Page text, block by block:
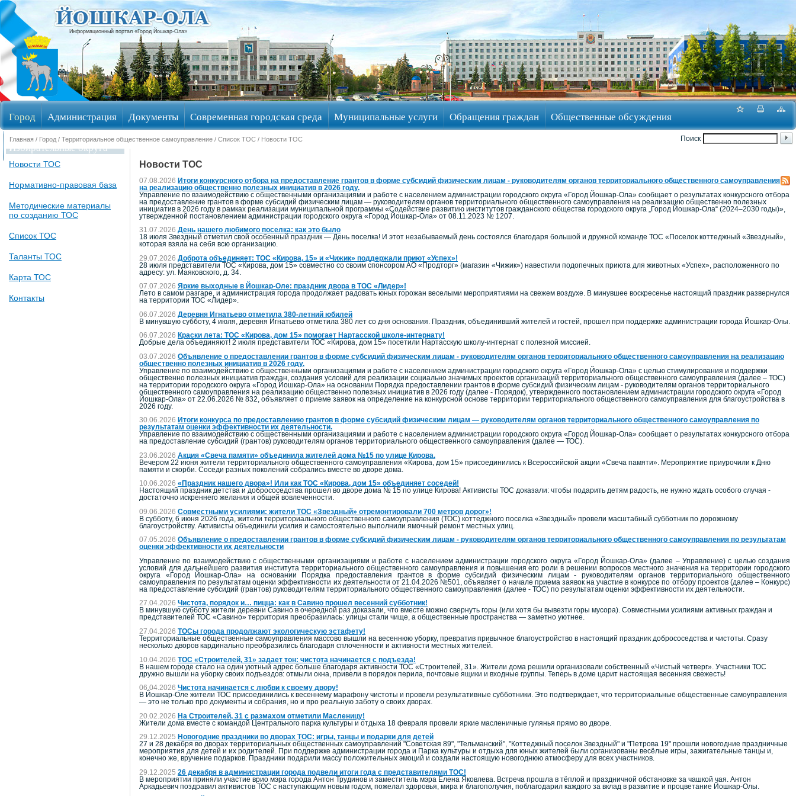
Информационный портал «Город Йошкар-Ола»
Город Администрация Документы Современная городская среда Муниципальные услуги Обращения граждан Общественные обсуждения
Избирательные округа
Поиск
Главная / Город / Территориальное общественное самоуправление / Список ТОС / Новости ТОС
Новости ТОС
Нормативно-правовая база
Методические материалы
по созданию ТОС
Список ТОС
Таланты ТОС
Карта ТОС
Контакты
Новости ТОС
07.08.2026 Итоги конкурсного отбора на предоставление грантов в форме субсидий физическим лицам - руководителям органов территориального общественного самоуправления
на реализацию общественно полезных инициатив в 2026 году.
Управление по взаимодействию с общественными организациями и работе с населением администрации городского округа «Город Йошкар-Ола» сообщает о результатах конкурсного отбора
на предоставление грантов в форме субсидий физическим лицам — руководителям органов территориального общественного самоуправления на реализацию общественно полезных
инициатив в 2026 году в рамках реализации муниципальной программы «Содействие развитию институтов гражданского общества городского округа „Город Йошкар-Ола“ (2024–2030 годы)»,
утвержденной постановлением администрации городского округа «Город Йошкар-Ола» от 08.11.2023 № 1207.
31.07.2026 День нашего любимого поселка: как это было
18 июля Звездный отметил свой особенный праздник — День поселка! И этот незабываемый день состоялся благодаря большой и дружной команде ТОС «Поселок коттеджный «Звездный»,
которая взяла на себя всю организацию.
29.07.2026 Доброта объединяет: ТОС «Кирова, 15» и «Чижик» поддержали приют «Успех»!
28 июля представители ТОС «Кирова, дом 15» совместно со своим спонсором АО «Продторг» (магазин «Чижик») навестили подопечных приюта для животных «Успех», расположенного по
адресу: ул. Маяковского, д. 34.
07.07.2026 Яркие выходные в Йошкар-Оле: праздник двора в ТОС «Лидер»!
Лето в самом разгаре, и администрация города продолжает радовать юных горожан веселыми мероприятиями на свежем воздухе. В минувшее воскресенье настоящий праздник развернулся
на территории ТОС «Лидер».
06.07.2026 Деревня Игнатьево отметила 380-летний юбилей
В минувшую субботу, 4 июля, деревня Игнатьево отметила 380 лет со дня основания. Праздник, объединивший жителей и гостей, прошел при поддержке администрации города Йошкар-Олы.
06.07.2026 Краски лета: ТОС «Кирова, дом 15» помогает Нартасской школе-интернату!
Добрые дела объединяют! 2 июля представители ТОС «Кирова, дом 15» посетили Нартасскую школу-интернат с полезной миссией.
03.07.2026 Объявление о предоставлении грантов в форме субсидий физическим лицам - руководителям органов территориального общественного самоуправления на реализацию
общественно полезных инициатив в 2026 году.
Управление по взаимодействию с общественными организациями и работе с населением администрации городского округа «Город Йошкар-Ола» с целью стимулирования и поддержки
общественно полезных инициатив граждан, создания условий для реализации социально значимых проектов организаций территориального общественного самоуправления (далее – ТОС)
на территории городского округа «Город Йошкар-Ола» на основании Порядка предоставлении грантов в форме субсидий физическим лицам - руководителям органов территориального
общественного самоуправления на реализацию общественно полезных инициатив в 2026 году (далее - Порядок), утвержденного постановлением администрации городского округа «Город
Йошкар-Ола» от 22.06.2026 № 832, объявляет о приеме заявок на определение на конкурсной основе территории территориального общественного самоуправления для благоустройства в
2026 году.
30.06.2026 Итоги конкурса по предоставлению грантов в форме субсидий физическим лицам — руководителям органов территориального общественного самоуправления по
результатам оценки эффективности их деятельности.
Управление по взаимодействию с общественными организациями и работе с населением администрации городского округа «Город Йошкар-Ола» сообщает о результатах конкурсного отбора
на предоставление субсидий (грантов) руководителям органов территориального общественного самоуправления (далее — ТОС).
23.06.2026 Акция «Свеча памяти» объединила жителей дома №15 по улице Кирова.
Вечером 22 июня жители территориального общественного самоуправления «Кирова, дом 15» присоединились к Всероссийской акции «Свеча памяти». Мероприятие приурочили к Дню
памяти и скорби. Соседи разных поколений собрались вместе во дворе дома.
10.06.2026 «Праздник нашего двора»! Или как ТОС «Кирова, дом 15» объединяет соседей!
Настоящий праздник детства и добрососедства прошел во дворе дома № 15 по улице Кирова! Активисты ТОС доказали: чтобы подарить детям радость, не нужно ждать особого случая -
достаточно искреннего желания и общей вовлеченности.
09.06.2026 Совместными усилиями: жители ТОС «Звездный» отремонтировали 700 метров дорог»!
В субботу, 6 июня 2026 года, жители территориального общественного самоуправления (ТОС) коттеджного поселка «Звездный» провели масштабный субботник по дорожному
благоустройству. Активисты объединили усилия и самостоятельно выполнили ямочный ремонт местных улиц.
07.05.2026 Объявление о предоставлении грантов в форме субсидий физическим лицам - руководителям органов территориального общественного самоуправления по результатам
оценки эффективности их деятельности
Управление по взаимодействию с общественными организациями и работе с населением администрации городского округа «Город Йошкар-Ола» (далее – Управление) с целью создания
условий для дальнейшего развития института территориального общественного самоуправления и повышения его роли в решении вопросов местного значения на территории городского
округа «Город Йошкар-Ола» на основании Порядка предоставления грантов в форме субсидий физическим лицам - руководителям органов территориального общественного
самоуправления по результатам оценки эффективности их деятельности от 21.04.2026 №501, объявляет о начале приема заявок на участие в конкурсе по отбору проектов (далее – Конкурс)
на предоставление субсидий (грантов) руководителям территориального общественного самоуправления (далее - ТОС) по результатам оценки эффективности их деятельности.
27.04.2026 Чистота, порядок и… пицца: как в Савино прошел весенний субботник!
В минувшую субботу жители деревни Савино в очередной раз доказали, что вместе можно свернуть горы (или хотя бы вывезти горы мусора). Совместными усилиями активных граждан и
представителей ТОС «Савино» территория преобразилась: улицы стали чище, а общественные пространства — заметно уютнее.
27.04.2026 ТОСы города продолжают экологическую эстафету!
Территориальные общественные самоуправления массово вышли на весеннюю уборку, превратив привычное благоустройство в настоящий праздник добрососедства и чистоты. Сразу
несколько дворов кардинально преобразились благодаря сплоченности и активности местных жителей.
10.04.2026 ТОС «Строителей, 31» задает тон: чистота начинается с подъезда!
В нашем городе стало на один уютный адрес больше благодаря активности ТОС «Строителей, 31». Жители дома решили организовали собственный «Чистый четверг». Участники ТОС
дружно вышли на уборку своих подъездов: отмыли окна, привели в порядок перила, почтовые ящики и входные группы. Теперь в доме царит настоящая весенняя свежесть!
06.04.2026 Чистота начинается с любви к своему двору!
В Йошкар-Оле жители ТОС присоединились к весеннему марафону чистоты и провели результативные субботники. Это подтверждает, что территориальные общественные самоуправления
— это не только про документы и собрания, но и про реальную заботу о своих дворах.
20.02.2026 На Строителей, 31 с размахом отметили Масленицу!
Жители дома вместе с командой Центрального парка культуры и отдыха 18 февраля провели яркие масленичные гулянья прямо во дворе.
29.12.2025 Новогодние праздники во дворах ТОС: игры, танцы и подарки для детей
27 и 28 декабря во дворах территориальных общественных самоуправлений "Советская 89", "Тельманский", "Коттеджный поселок Звездный" и "Петрова 19" прошли новогодние праздничные
мероприятия для детей и их родителей. При поддержке администрации города и Парка культуры и отдыха для юных жителей были организованы весёлые игры, зажигательные танцы и,
конечно же, вручение подарков. Праздники подарили массу положительных эмоций и создали настоящую новогоднюю атмосферу для всех участников.
29.12.2025 26 декабря в администрации города подвели итоги года с представителями ТОС!
В мероприятии приняли участие врио мэра города Антон Трудинов и заместитель мэра Елена Яковлева. Встреча прошла в тёплой и праздничной обстановке за чашкой чая. Антон
Аркадьевич поздравил активистов ТОС с наступающим новым годом, пожелал здоровья, мира и благополучия, поблагодарил каждого за вклад в развитие и процветание Йошкар-Олы.